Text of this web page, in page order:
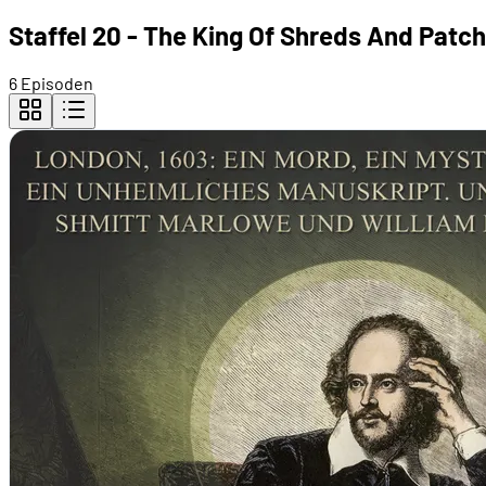
Staffel 20 - The King Of Shreds And
6 Episoden